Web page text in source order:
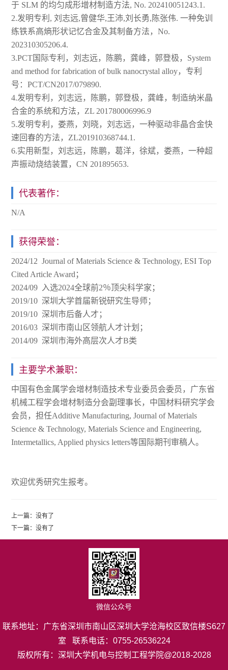
于 SLM 的均匀成形增材制造方法, No. 202410051243.1.
2.发明专利, 刘志远,曾健华,王沛,刘长勇,陈张伟. 一种免训
练铁系高熵形状记忆合金及其制备方法，No.
202310305206.4.
3.PCT国际专利，刘志远，陈鹏，龚峰，郭登极，System
and method for fabrication of bulk nanocrystal alloy，专利
号：PCT/CN2017/079890.
4.发明专利，刘志远，陈鹏，郭登极，龚峰，制造纳米晶
合金的系统和方法，ZL 201780006996.9
5.发明专利，娄燕，刘晓，刘志远，一种驱动非晶合金快
速回春的方法，ZL201910368744.1.
6.实用新型，刘志远，陈鹏，葛洋，徐斌，娄燕，一种超
声振动烧结装置，CN 201895653.
代表著作：
N/A
获得荣誉：
2024/12 Journal of Materials Science & Technology, ESI Top
Cited Article Award；
2024/09 入选2024全球前2％顶尖科学家；
2019/10 深圳大学首届新锐研究生导师；
2019/10 深圳市后备人才；
2016/03 深圳市南山区领航人才计划；
2014/09 深圳市海外高层次人才B类
主要学术兼职：
中国有色金属学会增材制造技术专业委员会委员，广东省
机械工程学会增材制造分会副理事长，中国材料研究学会
会员，担任Additive Manufacturing, Journal of Materials
Science & Technology, Materials Science and Engineering,
Intermetallics, Applied physics letters等国际期刊审稿人。
欢迎优秀研究生报考。
上一篇：没有了
下一篇：没有了
微信公众号
联系地址：广东省深圳市南山区深圳大学沧海校区致信楼S627
室 联系电话：0755-26536224
版权所有：深圳大学机电与控制工程学院@2018-2028